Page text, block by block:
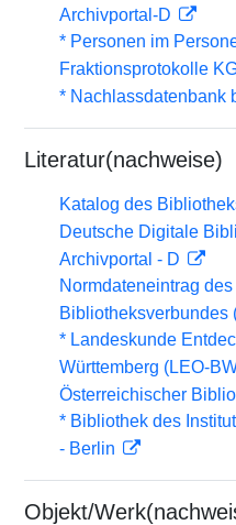
Archivportal-D
* Personen im
Fraktionsprotokolle
* Nachlassdatenbank
Literatur(nachweise)
Katalog des
Deutsche Digitale
Archivportal - D
Normdateneintrag
Bibliotheksverbundes
* Landeskunde
Württemberg (LEO-
Österreichischer
* Bibliothek des
- Berlin
Objekt/